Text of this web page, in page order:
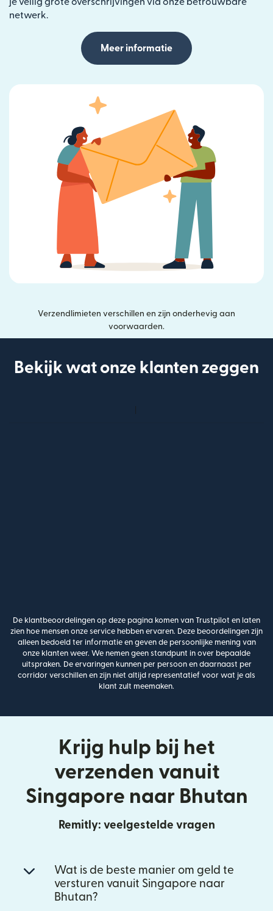
netwerk.
Meer informatie
Verzendlimieten verschillen en zijn onderhevig aan
voorwaarden.
Bekijk wat onze klanten zeggen
De klantbeoordelingen op deze pagina komen van Trustpilot en laten
zien hoe mensen onze service hebben ervaren. Deze beoordelingen zijn
alleen bedoeld ter informatie en geven de persoonlijke mening van
onze klanten weer. We nemen geen standpunt in over bepaalde
uitspraken. De ervaringen kunnen per persoon en daarnaast per
corridor verschillen en zijn niet altijd representatief voor wat je als
klant zult meemaken.
Krijg hulp bij het
verzenden vanuit
Singapore naar Bhutan
Remitly: veelgestelde vragen
Wat is de beste manier om geld te
versturen vanuit Singapore naar
Bhutan?